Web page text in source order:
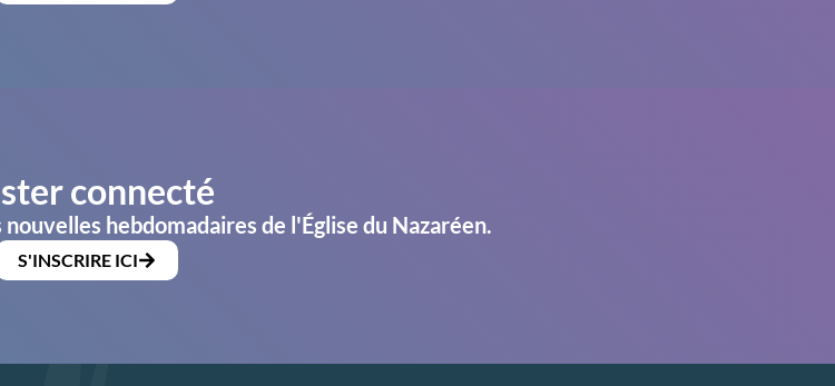
connecté
hebdomadaires de l'Église du Nazaréen.
S'INSCRIRE ICI